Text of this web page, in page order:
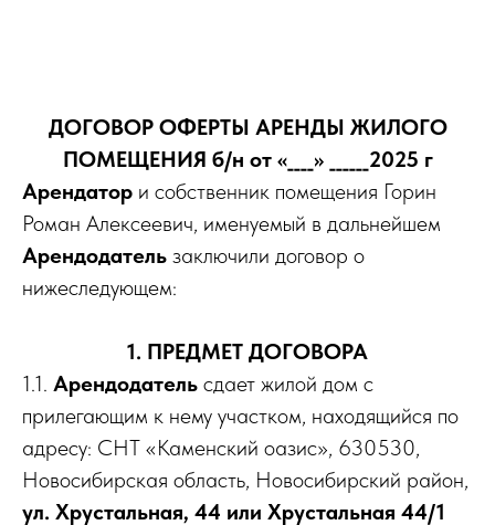
ДОГОВОР ОФЕРТЫ АРЕНДЫ ЖИЛОГО
ПОМЕЩЕНИЯ б/н от «____» ______2025 г
Арендатор и собственник помещения Горин
Роман Алексеевич, именуемый в дальнейшем
Арендодатель заключили договор о
нижеследующем:
1. ПРЕДМЕТ ДОГОВОРА
1.1. Арендодатель сдает жилой дом с
прилегающим к нему участком, находящийся по
адресу: СНТ «Каменский оазис», 630530,
Новосибирская область, Новосибирский район,
ул. Хрустальная, 44 или Хрустальная 44/1